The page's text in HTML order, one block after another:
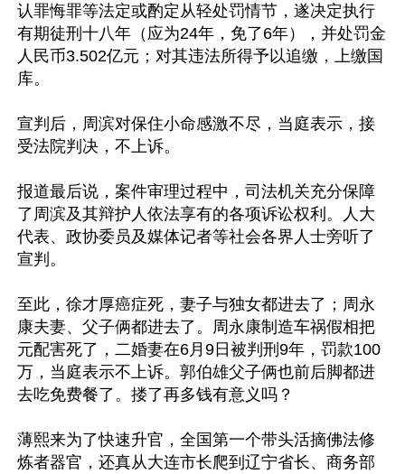
认罪悔罪等法定或酌定从轻处罚情节，遂决定执行
有期徒刑十八年（应为24年，免了6年），并处罚金
人民币3.502亿元；对其违法所得予以追缴，上缴国
库。
宣判后，周滨对保住小命感激不尽，当庭表示，接
受法院判决，不上诉。
报道最后说，案件审理过程中，司法机关充分保障
了周滨及其辩护人依法享有的各项诉讼权利。人大
代表、政协委员及媒体记者等社会各界人士旁听了
宣判。
至此，徐才厚癌症死，妻子与独女都进去了；周永
康夫妻、父子俩都进去了。周永康制造车祸假相把
元配害死了，二婚妻在6月9日被判刑9年，罚款100
万，当庭表示不上诉。郭伯雄父子俩也前后脚都进
去吃免费餐了。搂了再多钱有意义吗？
薄熙来为了快速升官，全国第一个带头活摘佛法修
炼者器官，还真从大连市长爬到辽宁省长、商务部